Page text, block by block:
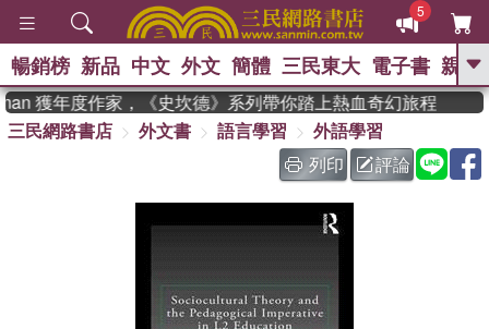
5
GO
熱搜： 東野圭吾 、 The Odyssey
、 如果歷史是一群喵 、 暑期
國際布克獎 臺灣漫遊錄 、 方
念華 、 台灣的李登輝時代
孩：黎曼猜想 、 偉大的迷走神經
暢銷榜 新品 中文 外文 簡體 三民東大 電子書 親子
獲年度作家，《史坎德》系列帶你踏上熱血奇幻旅程
三民網路書店
外文書 語言學習
外語學習
列印
評論